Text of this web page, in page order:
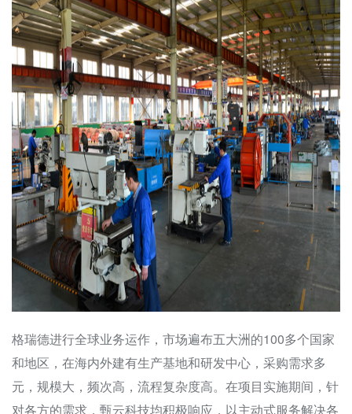
格瑞德进行全球业务运作，市场遍布五大洲的100多个国家
和地区，在海内外建有生产基地和研发中心，采购需求多
元，规模大，频次高，流程复杂度高。在项目实施期间，针
对各方的需求，甄云科技均积极响应，以主动式服务解决各